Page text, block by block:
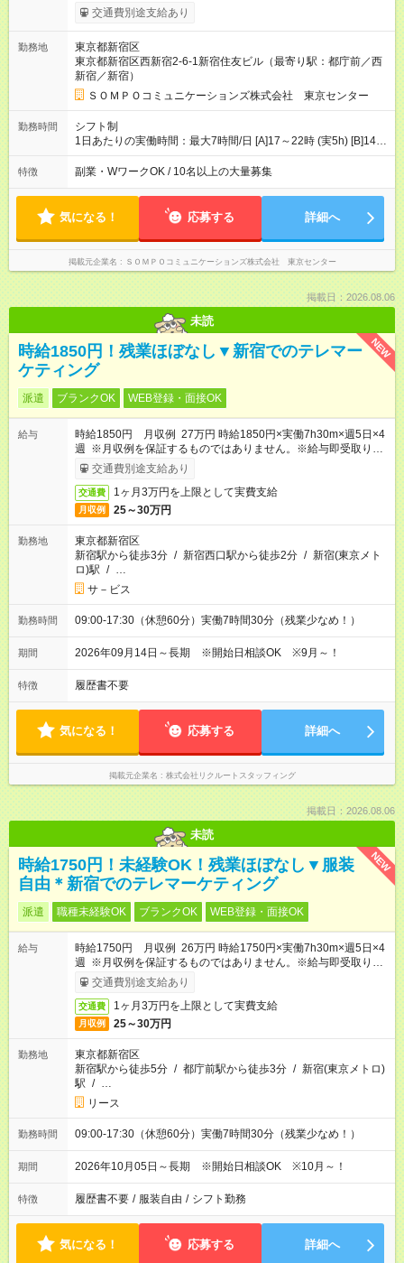
＋400円 ■時間加算 月曜／09～12時→時給＋200円 月曜／17～
22時→時給＋200円 金曜／17～22時→時給＋400円 ■導入研
━━━━━━━━━━━━━━━ ■月収例 ◎ロングシフト（週3日×実7h） [1]
金曜日収：15160円×4日＝60640円 [2]土曜日収：15960円×5日
＝79800円 [3]日曜日収：15960円×5日＝79800円 [1]＋[2]＋[3]＝
月収22万240円 ◎ショートシフト（週3日×実5h） [1]月曜日収：
10400円×4日＝41600円 [2]金曜日収：11400円×4日＝45600円
[3]土曜日収：11400円×5日＝57000円 [1]＋[2]＋[3]＝月収14万
4200円 【試用期間】試用期間あり 試用期間の長さ：3ヶ月 ※ 雇
態：本採用時と同じです。 給与：時給 1,780円以上 ※各加算給
無
交通費別途支給あり
勤務地
東京都新宿区
東京都新宿区西新宿2-6-1新宿住友ビル（最寄り駅：都庁前／西
新宿／新宿）
ＳＯＭＰＯコミュニケーションズ株式会社 東京センター
勤務時間
シフト制
1日あたりの実働時間：最大7時間/日 [A]17～22時 (実5h) [B]14～
22時 (実7h/休1h） ★週3～5日※土or日必須 ◎休日：平日メイン
※[B]OJT終了後要相談 ◎下記選択制 （1）曜日固定 週3～・土or
選択可 ▶ご確認 祝日/GW/年末年始等も シフト通りの出勤が必要
です
特徴 副業・WワークOK / 10名以上の大量募集
気になる！ 応募する 詳細へ
掲載元企業名 ＳＯＭＰＯコミュニケーションズ株式会社 東京センター
掲載日：2026.08.06
未読
NEW
時給1850円！残業ほぼなし▼新宿でのテレマー
ケティング
派遣 ブランクOK WEB登録・面接OK
給与
時給1850円 月収例 27万円 時給1850円×実働7h30m×週5日×4
週 ※月収例を保証するものではありません。※給与即受取りサ
ービス利用可（利用条件有）
交通費別途支給あり
交通費 1ヶ月3万円を上限として実費支給
月収例 25～30万円
勤務地
東京都新宿区
新宿駅から徒歩3分 / 新宿西口駅から徒歩2分 / 新宿(東京メト
ロ)駅 / …
サ－ビス
勤務時間 09:00-17:30（休憩60分）実働7時間30分（残業少なめ！）
期間 2026年09月14日～長期 ※開始日相談OK ※9月～！
特徴 履歴書不要
気になる！ 応募する 詳細へ
掲載元企業名 株式会社リクルートスタッフィング
掲載日：2026.08.06
未読
NEW
時給1750円！未経験OK！残業ほぼなし▼服装
自由＊新宿でのテレマーケティング
派遣 職種未経験OK ブランクOK WEB登録・面接OK
給与
時給1750円 月収例 26万円 時給1750円×実働7h30m×週5日×4
週 ※月収例を保証するものではありません。※給与即受取りサ
ービス利用可（利用条件有）
交通費別途支給あり
交通費 1ヶ月3万円を上限として実費支給
月収例 25～30万円
勤務地
東京都新宿区
新宿駅から徒歩5分 / 都庁前駅から徒歩3分 / 新宿(東京メトロ)
駅 / …
リース
勤務時間 09:00-17:30（休憩60分）実働7時間30分（残業少なめ！）
期間 2026年10月05日～長期 ※開始日相談OK ※10月～！
特徴 履歴書不要 / 服装自由 / シフト勤務
気になる！ 応募する 詳細へ